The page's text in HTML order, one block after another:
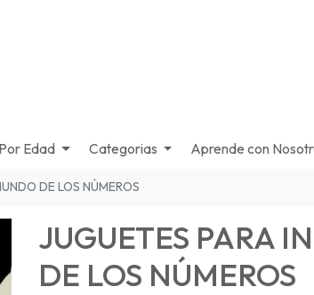
Por Edad Categorias Aprende con
DE LOS NÚMEROS
JUGUETES PARA
DE LOS NÚMEROS